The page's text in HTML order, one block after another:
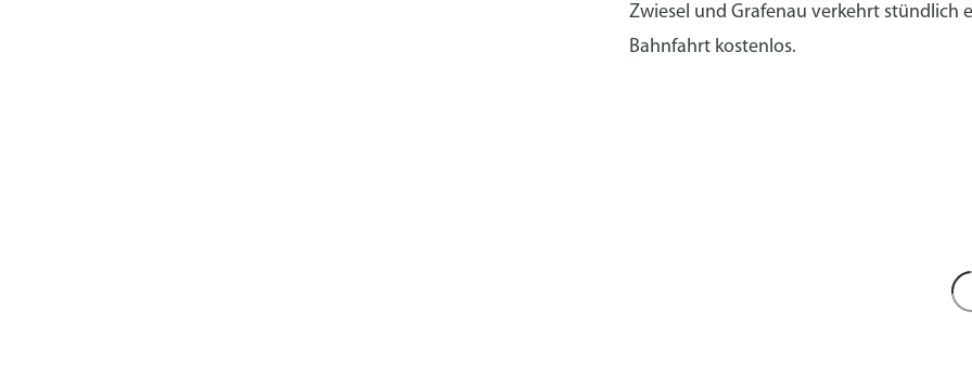
Zwiesel und Grafenau verkehrt stündlich
Bahnfahrt kostenlos.